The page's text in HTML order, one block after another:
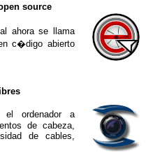
source
ahora se llama
c�digo abierto
el ordenador a
de cabeza,
de cables,